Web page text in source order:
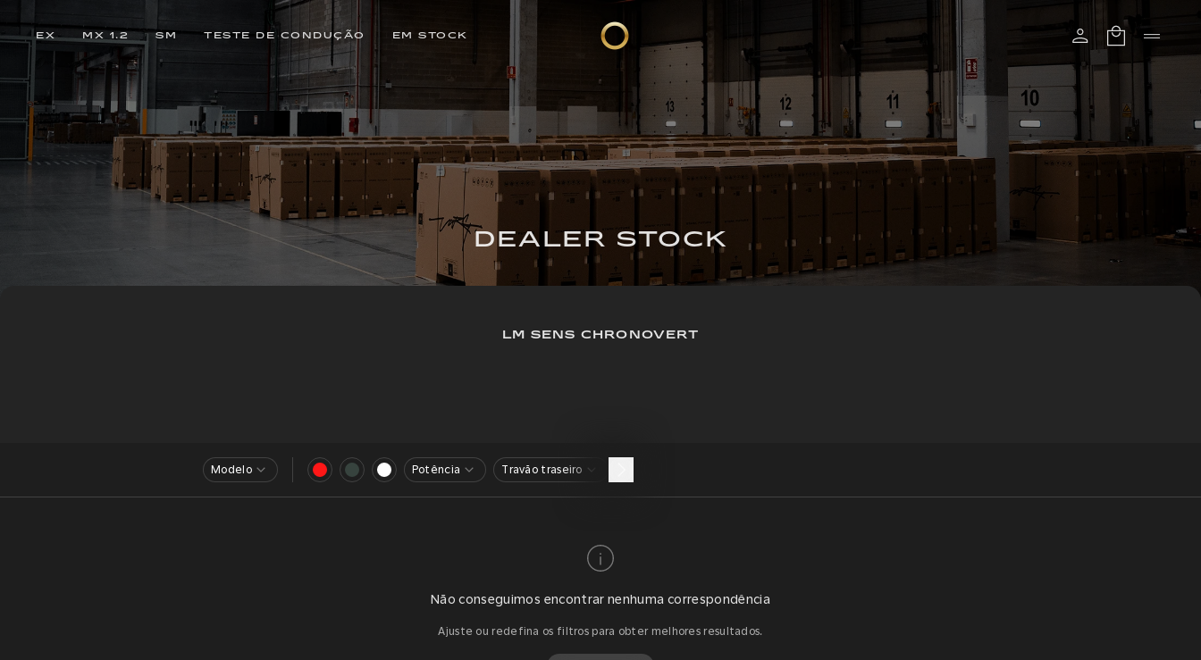
EX MX 1.2 SM TESTE DE CONDUÇÃO EM STOCK
DEALER STOCK
LM SENS CHRONOVERT
Modelo Potência Travão traseiro
Não conseguimos encontrar nenhuma correspondência
Ajuste ou redefina os filtros para obter melhores resultados.